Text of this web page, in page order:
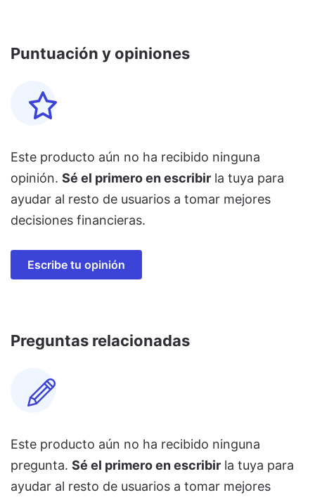
Puntuación y opiniones
Este producto aún no ha recibido ninguna
opinión. Sé el primero en escribir la tuya para
ayudar al resto de usuarios a tomar mejores
decisiones financieras.
Escribe tu opinión
Preguntas relacionadas
Este producto aún no ha recibido ninguna
pregunta. Sé el primero en escribir la tuya para
ayudar al resto de usuarios a tomar mejores